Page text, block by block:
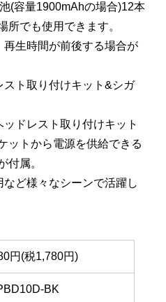
(容量1900mAhの場合)12本
所でも使用できます。
生時間が前後する場合が
ト取り付けキット&シガ
ドレスト取り付けキット
ットから電源を供給できる
付属。
ど様々なシーンで活躍し
円(税1,780円)
BK